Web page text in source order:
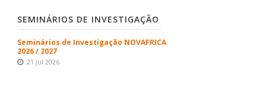
SEMINÁRIOS DE INVESTIGAÇÃO
Seminários de Investigação NOVAFRICA
2026 / 2027
21 Jul 2026